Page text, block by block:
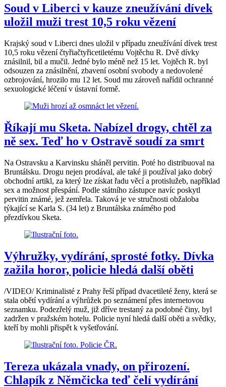
Soud v Liberci v kauze zneužívání dívek
uložil muži trest 10,5 roku vězení
Krajský soud v Liberci dnes uložil v případu zneužívání dívek trest
10,5 roku vězení čtyřiačtyřicetiletému Vojtěchu R. Dvě dívky
znásilnil, bil a mučil. Jedné bylo méně než 15 let. Vojtěch R. byl
odsouzen za znásilnění, zbavení osobní svobody a nedovolené
ozbrojování, hrozilo mu 12 let. Soud mu zároveň nařídil ochranné
sexuologické léčení v ústavní formě.
Říkají mu Sketa. Nabízel drogy, chtěl za
ně sex. Teď ho v Ostravě soudí za smrt
Na Ostravsku a Karvinsku sháněl pervitin. Poté ho distribuoval na
Bruntálsku. Drogu nejen prodával, ale také ji používal jako dobrý
obchodní artikl, za který lze získat řadu věcí a protislužeb, například
sex a možnost přespání. Podle státního zástupce navíc poskytl
pervitin známé, jež zemřela. Taková je ve stručnosti obžaloba
týkající se Karla S. (34 let) z Bruntálska známého pod
přezdívkou Sketa.
Výhružky, vydírání, sprosté fotky. Dívka
zažila horor, policie hledá další oběti
/VIDEO/ Kriminalisté z Prahy řeší případ dvacetileté ženy, která se
stala obětí vydírání a výhrůžek po seznámení přes internetovou
seznamku. Podezřelý muž, již dříve trestaný za podobné činy, byl
zadržen v pražském hotelu. Policie nyní hledá další oběti a svědky,
kteří by mohli přispět k vyšetřování.
Tereza ukázala vnady, on přirození.
Chlapík z Němčicka teď čelí vydírání